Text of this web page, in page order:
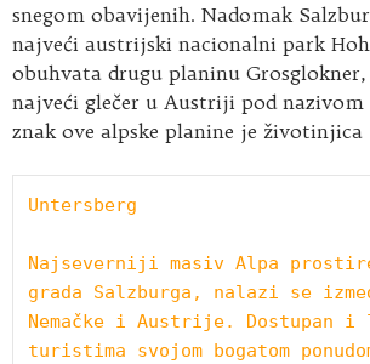
snegom obavijenih. Nadomak
najveći austrijski nacionalni park
obuhvata drugu planinu Grosglokner,
najveći glečer u Austriji pod nazivom
znak ove alpske planine je životinjica
Untersberg
Najseverniji masiv Alpa
grada Salzburga, nalazi se
Nemačke i Austrije.
turistima svojom bogatom